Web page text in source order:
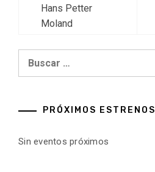
entradas
Hans Petter
Moland
PRÓXIMOS ESTRENOS
Sin eventos próximos